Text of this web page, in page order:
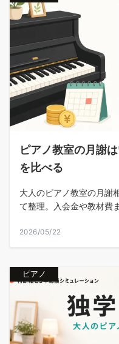
ピアノ教室の月謝
を比べる
大人のピアノ教室の月謝
て整理。入会金や教材費
2026/05/22
ピアノ